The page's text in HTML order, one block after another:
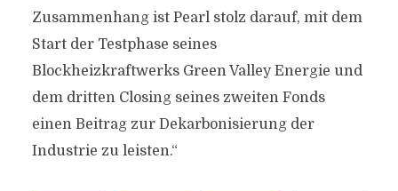
Zusammenhang ist Pearl stolz darauf, mit dem
Start der Testphase seines
Blockheizkraftwerks Green Valley Energie und
dem dritten Closing seines zweiten Fonds
einen Beitrag zur Dekarbonisierung der
Industrie zu leisten.“